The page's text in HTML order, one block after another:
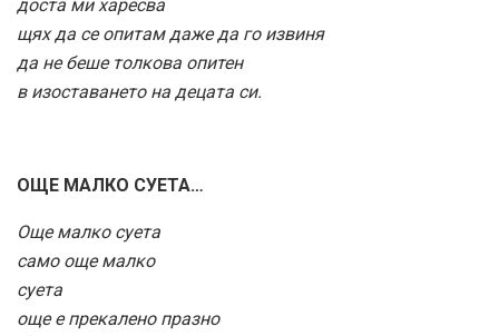
доста ми харесва
щях да се опитам даже да го извиня
да не беше толкова опитен
в изоставането на децата си.
ОЩЕ МАЛКО СУЕТА…
Още малко суета
само още малко
суета
още е прекалено празно